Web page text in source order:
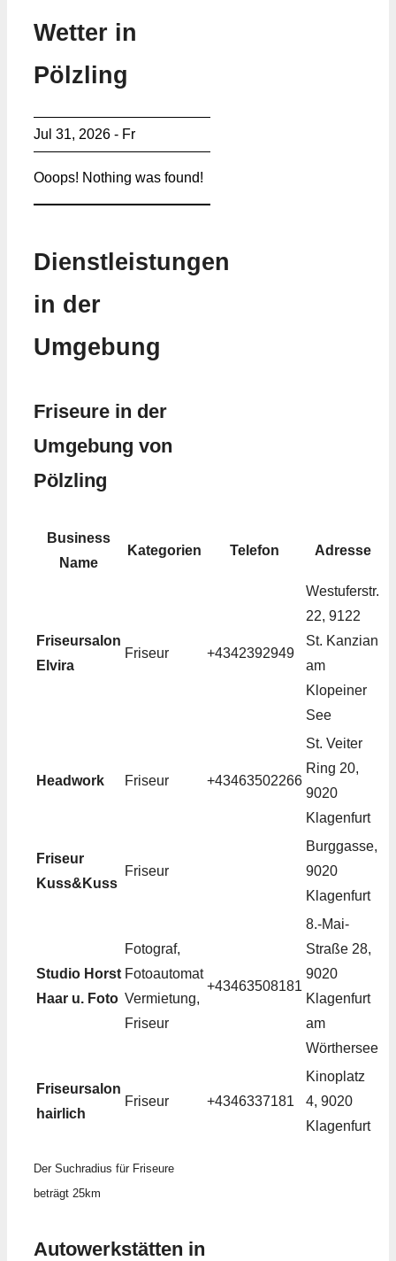
Wetter in
Pölzling
Jul 31, 2026 - Fr
Ooops! Nothing was found!
Dienstleistungen
in der
Umgebung
Friseure in der
Umgebung von
Pölzling
Business
Name
Kategorien Telefon Adresse
Friseursalon
Elvira
Friseur +4342392949
Westuferstr.
22, 9122
St. Kanzian
am
Klopeiner
See
Headwork Friseur +43463502266
St. Veiter
Ring 20,
9020
Klagenfurt
Friseur
Kuss&Kuss
Friseur
Burggasse,
9020
Klagenfurt
Studio Horst
Haar u. Foto
Fotograf,
Fotoautomat
Vermietung,
Friseur
+43463508181
8.-Mai-
Straße 28,
9020
Klagenfurt
am
Wörthersee
Friseursalon
hairlich
Friseur +4346337181
Kinoplatz
4, 9020
Klagenfurt
Der Suchradius für Friseure
beträgt 25km
Autowerkstätten in